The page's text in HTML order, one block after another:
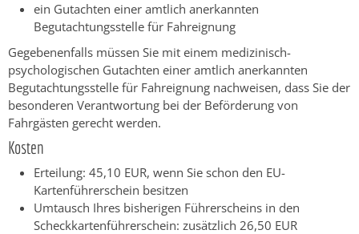
ein Gutachten einer amtlich anerkannten
Begutachtungsstelle für Fahreignung
Gegebenenfalls müssen Sie mit einem medizinisch-
psychologischen Gutachten einer amtlich anerkannten
Begutachtungsstelle für Fahreignung nachweisen, dass Sie der
besonderen Verantwortung bei der Beförderung von
Fahrgästen gerecht werden.
Kosten
Erteilung: 45,10 EUR, wenn Sie schon den EU-
Kartenführerschein besitzen
Umtausch Ihres bisherigen Führerscheins in den
Scheckkartenführerschein: zusätzlich 26,50 EUR